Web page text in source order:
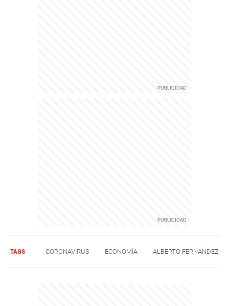
TAGS CORONAVIRUS ECONOMÍA ALBERTO FERNÁNDEZ